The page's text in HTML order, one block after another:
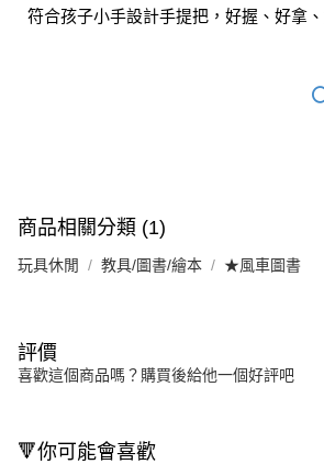
符合孩子小手設計手提把，好握、好拿、
商品相關分類 (1)
玩具休閒 教具/圖書/繪本 ★風車圖書
評價
喜歡這個商品嗎？購買後給他一個好評吧
🔻你可能會喜歡